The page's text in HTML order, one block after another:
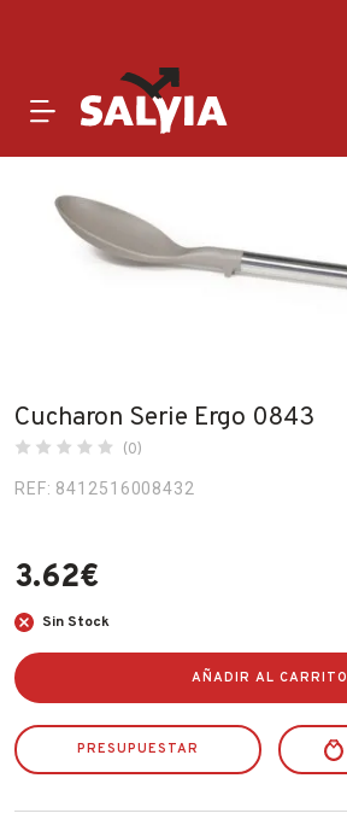
Productos
Novedades
Marcas
Fabricantes
Conócenos
Blog
FAQ’s
Cucharon Serie Ergo 0843
(0)
REF: 8412516008432
3.62€
Sin Stock
AÑADIR AL CARRITO
PRESUPUESTAR